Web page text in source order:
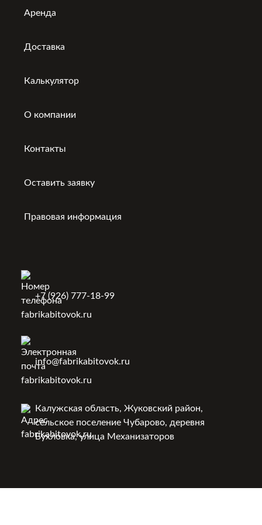
Аренда
Доставка
Калькулятор
О компании
Контакты
Оставить заявку
Правовая информация
+7 (926) 777-18-99
info@fabrikabitovok.ru
Калужская область, Жуковский район,
сельское поселение Чубарово, деревня
Бухловка, улица Механизаторов